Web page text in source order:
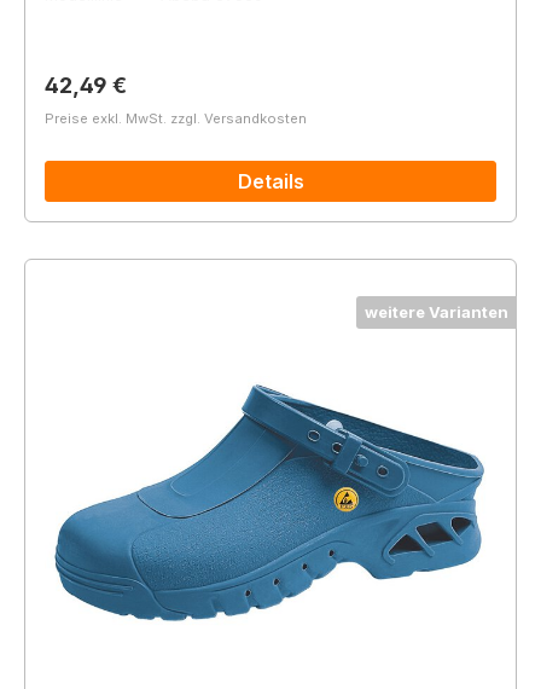
Regulärer Preis:
42,49 €
Preise exkl. MwSt. zzgl. Versandkosten
Details
weitere Varianten